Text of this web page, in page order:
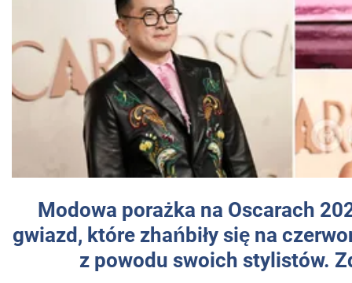
Modowa porażka na Oscarach
gwiazd, które zhańbiły się na
z powodu swoich stylistów.